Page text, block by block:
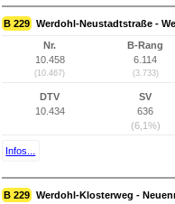
B 229 Werdohl-Neustadtstraße -
Nr.
10.458
(10.467)
B-Rang
6.114
(3.733)
DTV
10.434
SV
636
(6,1%)
Infos...
B 229 Werdohl-Klosterweg -